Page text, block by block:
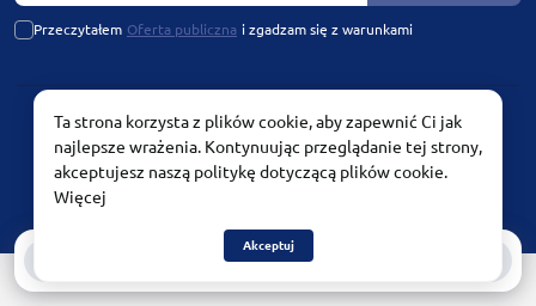
0
Przeczytałem Oferta publiczna i zgadzam się z warunkami
PLATINUM by Chetvertinovskaya Liubov © 2026
Ta strona korzysta z plików cookie, aby zapewnić Ci jak
najlepsze wrażenia. Kontynuując przeglądanie tej strony,
akceptujesz naszą politykę dotyczącą plików cookie.
Więcej
Akceptuj